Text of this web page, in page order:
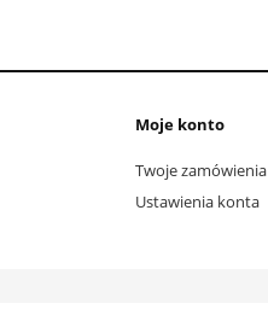
Moje konto
Twoje zamówienia
Ustawienia konta